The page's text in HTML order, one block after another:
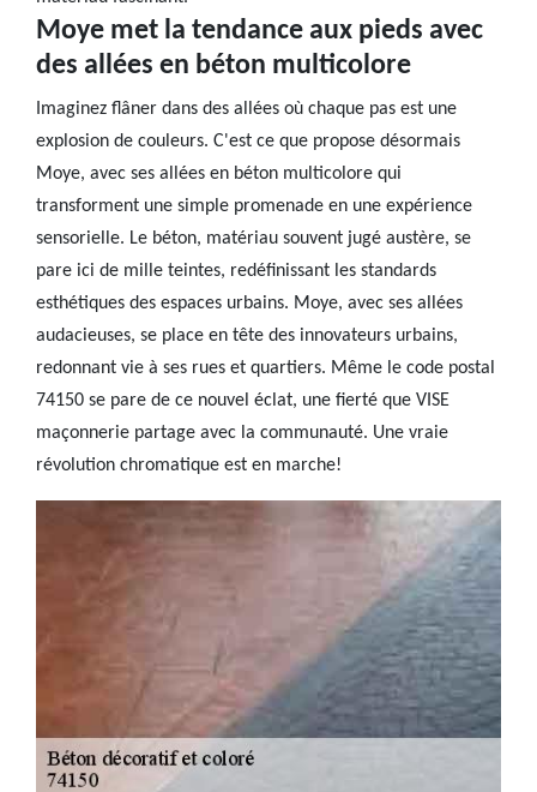
Moye met la tendance aux pieds avec
des allées en béton multicolore
Imaginez flâner dans des allées où chaque pas est une
explosion de couleurs. C'est ce que propose désormais
Moye, avec ses allées en béton multicolore qui
transforment une simple promenade en une expérience
sensorielle. Le béton, matériau souvent jugé austère, se
pare ici de mille teintes, redéfinissant les standards
esthétiques des espaces urbains. Moye, avec ses allées
audacieuses, se place en tête des innovateurs urbains,
redonnant vie à ses rues et quartiers. Même le code postal
74150 se pare de ce nouvel éclat, une fierté que VISE
maçonnerie partage avec la communauté. Une vraie
révolution chromatique est en marche!